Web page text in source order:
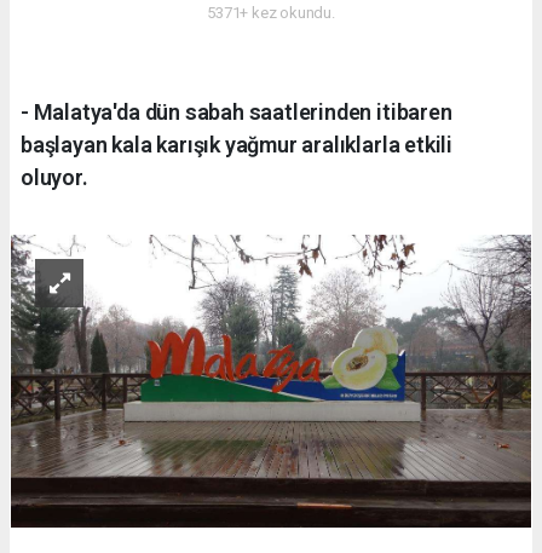
5371+ kez okundu.
- Malatya'da dün sabah saatlerinden itibaren
başlayan kala karışık yağmur aralıklarla etkili
oluyor.